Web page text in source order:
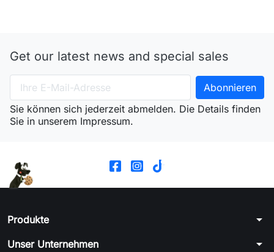
Get our latest news and special sales
Sie können sich jederzeit abmelden. Die Details finden
Sie in unserem Impressum.
Produkte arrow_drop_down
Unser Unternehmen arrow_drop_down